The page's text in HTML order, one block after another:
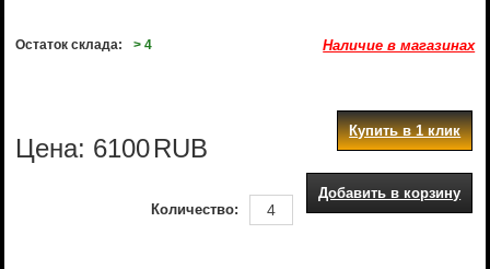
Остаток склада: > 4 Наличие в магазинах
Цена: 6100RUB
Купить в 1 клик
Добавить в корзину
Количество: